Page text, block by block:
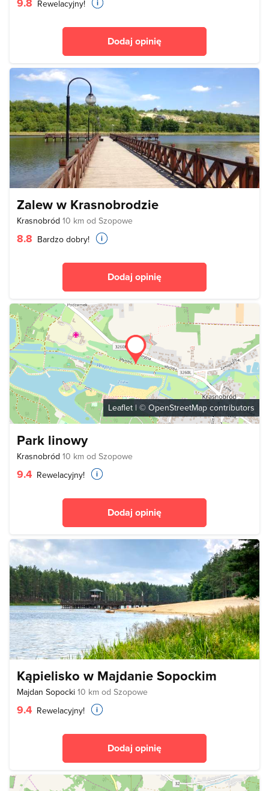
Rewelacyjny!
Dodaj opinię
Zalew w Krasnobrodzie
Krasnobród 10 km od Szopowe
8.8 Bardzo dobry!
Dodaj opinię
Leaflet | © OpenStreetMapcontributors
Park linowy
Krasnobród 10 km od Szopowe
9.4 Rewelacyjny!
Dodaj opinię
Kąpielisko w Majdanie Sopockim
Majdan Sopocki 10 km od Szopowe
9.4 Rewelacyjny!
Dodaj opinię